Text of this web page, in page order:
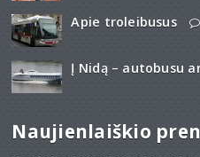
Apie troleibusus
Į Nidą – autobusu
Naujienlaiškio